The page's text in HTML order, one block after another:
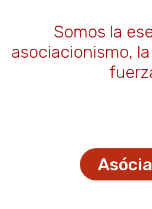
Somos la
asociacionismo,